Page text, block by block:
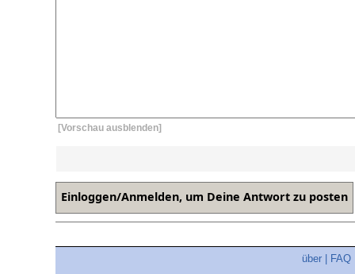
[Vorschau ausblenden]
über FAQ